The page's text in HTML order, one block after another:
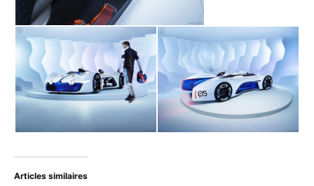
Articles similaires